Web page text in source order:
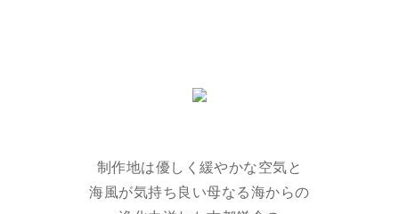
制作地は優しく緩やかな空気と
海風が気持ち良い母なる海からの